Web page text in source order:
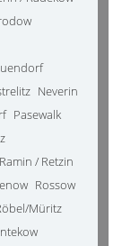
Neverin
Pasewalk
Ramin / Retzin
Rossow
Müritz